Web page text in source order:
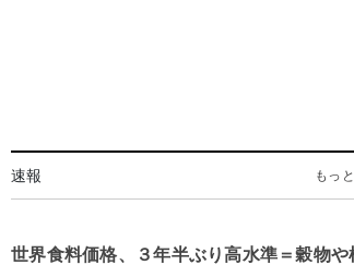
速報 もっ
世界食料価格、３年半ぶり高水準＝穀物や